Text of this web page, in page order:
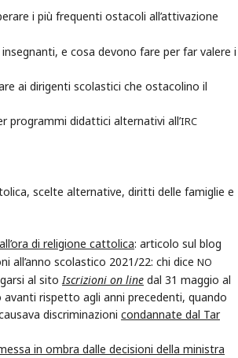
i più frequenti ostacoli all’attivazione
e cosa devono fare per far valere i
ai dirigenti scolastici che ostacolino il
programmi didattici alternativi all’IRC
scelte alternative, diritti delle famiglie e
all’ora di religione cattolica: articolo sul blog
all’anno scolastico 2021/22: chi dice NO
al sitoIscrizioni on line dal 31 maggio al
avanti rispetto agli anni precedenti, quando
discriminazioni condannate dal Tar
in ombra dalle decisioni della ministra